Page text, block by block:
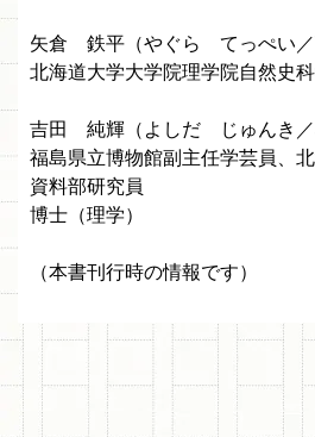
矢倉 鉄平（やぐら てっぺい／
北海道大学大学院理学院自然史
吉田 純輝（よしだ じゅんき／
福島県立博物館副主任学芸員、
資料部研究員
博士（理学）
（本書刊行時の情報です）